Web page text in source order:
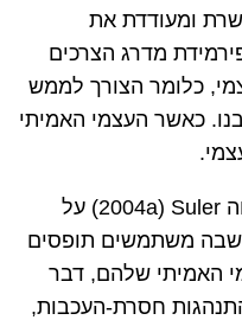
ומעודדת את
מדרג הצרכים
כלומר הצורך לממש
כאשר העצמי האמיתי
Suler
(
2004a) על
שבה משתמשים תופסים
האמיתי שלהם, דבר
חסרת-העכבות,